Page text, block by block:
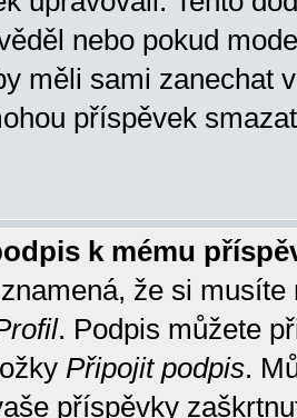
nebo pokud
měli sami zanechat
příspěvek
k mému
že si
. Podpis můžete
Připojit podpis.
příspěvky